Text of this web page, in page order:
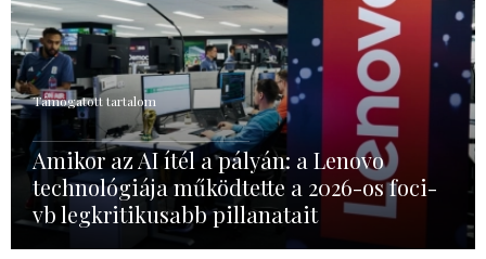
Támogatott tartalom
Amikor az AI ítél a pályán: a Lenovo
technológiája működtette a 2026-os foci-
vb legkritikusabb pillanatait